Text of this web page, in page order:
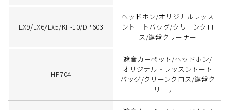
LX9/LX6/LX5/KF-10/DP603
ヘッドホン/オリジナルレッス
ントートバッグ/クリーンクロ
ス/鍵盤クリーナー
HP704
遮音カーペット/ヘッドホン/
オリジナル・レッスントート
バッグ/クリーンクロス/鍵盤ク
リーナー